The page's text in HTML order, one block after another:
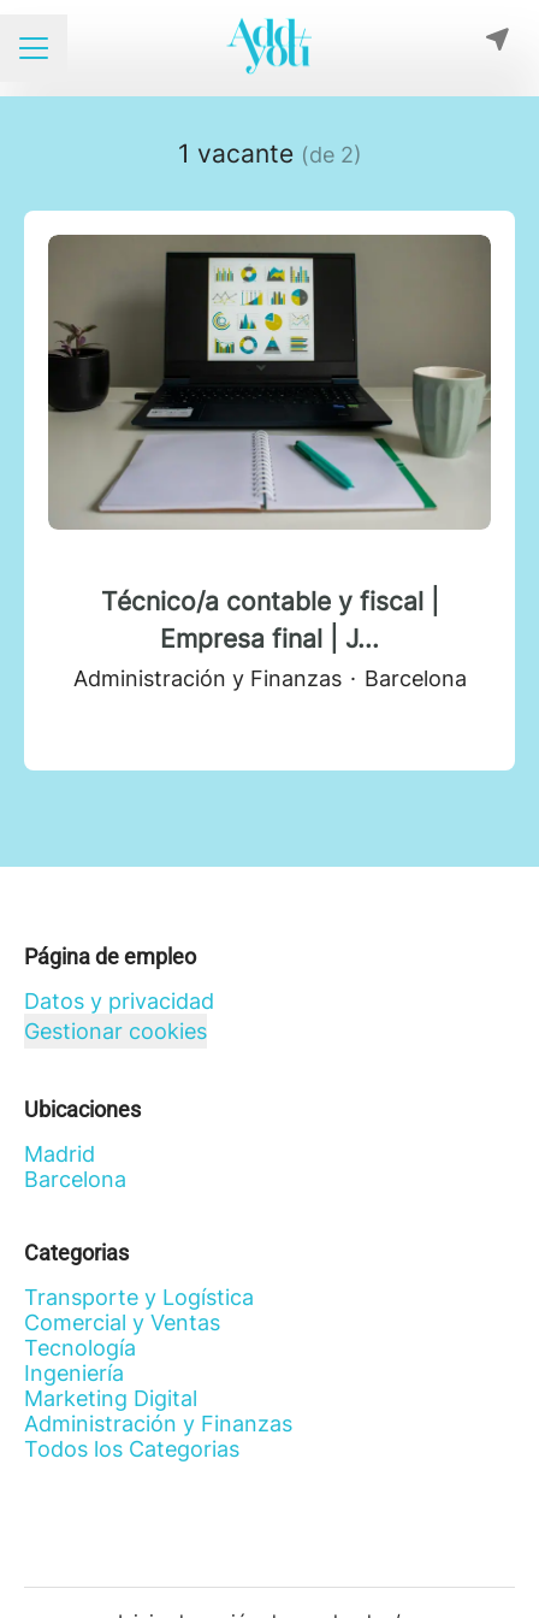
Menú de empleo
1 vacante (de 2)
Técnico/a contable y fiscal |
Empresa final | J...
Administración y Finanzas · Barcelona
Página de empleo
Datos y privacidad
Gestionar cookies
Ubicaciones
Madrid
Barcelona
Categorias
Transporte y Logística
Comercial y Ventas
Tecnología
Ingeniería
Marketing Digital
Administración y Finanzas
Todos los Categorias